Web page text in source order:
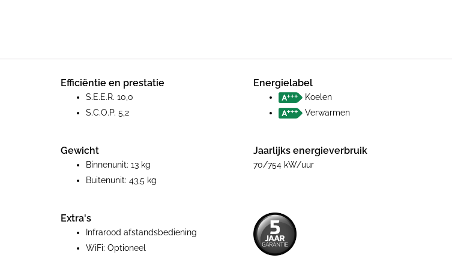
Efficiëntie en prestatie
S.E.E.R. 10,0
S.C.O.P. 5,2
Energielabel
Koelen
Verwarmen
Gewicht
Binnenunit: 13 kg
Buitenunit: 43,5 kg
Jaarlijks energieverbruik
70/754 kW/uur
Extra's
Infrarood afstandsbediening
WiFi: Optioneel